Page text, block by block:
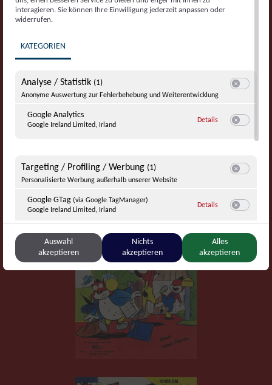
interagieren. Sie können Ihre Einwilligung jederzeit anpassen oder
widerrufen.
KATEGORIEN
Analyse / Statistik (1)
Anonyme Auswertung zur Fehlerbehebung und Weiterentwicklung
Google Analytics
Google Ireland Limited, Irland
Details zu Google
Targeting / Profiling / Werbung (1)
Personalisierte Werbung außerhalb unserer Website
Google GTag (via Google TagManager)
Google Ireland Limited, Irland
Details zu Google GTag
Sonstige Inhalte
Switch zum
Google Ireland Limited, Irland
Auswahl
akzeptieren
Nichts
akzeptieren
Alles
akzeptieren